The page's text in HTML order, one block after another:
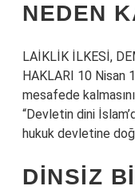
NEDEN
LAİKLİK İLKESİ,
HAKLARI 10 Nisan
mesafede
“Devletin dini
hukuk devletine
DINSIZ